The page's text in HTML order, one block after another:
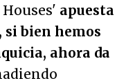
apuesta
si bien hemos
ahora da